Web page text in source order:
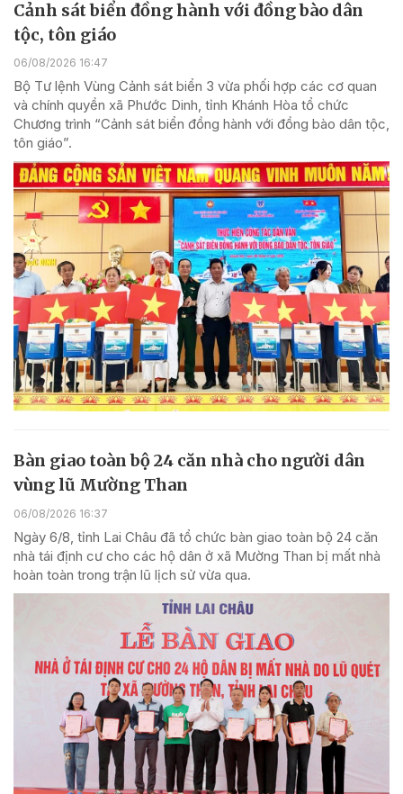
Cảnh sát biển đồng hành với đồng bào dân
tộc, tôn giáo
06/08/2026 16:47
Bộ Tư lệnh Vùng Cảnh sát biển 3 vừa phối hợp các cơ quan
và chính quyền xã Phước Dinh, tỉnh Khánh Hòa tổ chức
Chương trình “Cảnh sát biển đồng hành với đồng bào dân tộc,
tôn giáo”.
Bàn giao toàn bộ 24 căn nhà cho người dân
vùng lũ Mường Than
06/08/2026 16:37
Ngày 6/8, tỉnh Lai Châu đã tổ chức bàn giao toàn bộ 24 căn
nhà tái định cư cho các hộ dân ở xã Mường Than bị mất nhà
hoàn toàn trong trận lũ lịch sử vừa qua.